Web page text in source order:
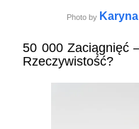
Photo by
50 000 Zaciągnięć
Rzeczywistość?